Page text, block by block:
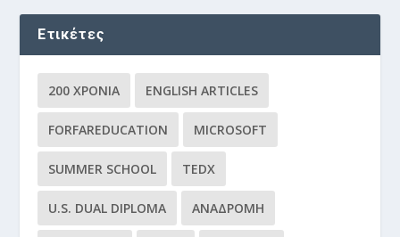
Ετικέτες
200 ΧΡΌΝΙΑ ENGLISH ARTICLES
FORFAREDUCATION MICROSOFT
SUMMER SCHOOL TEDX
U.S. DUAL DIPLOMA ΑΝΑΔΡΟΜΉ